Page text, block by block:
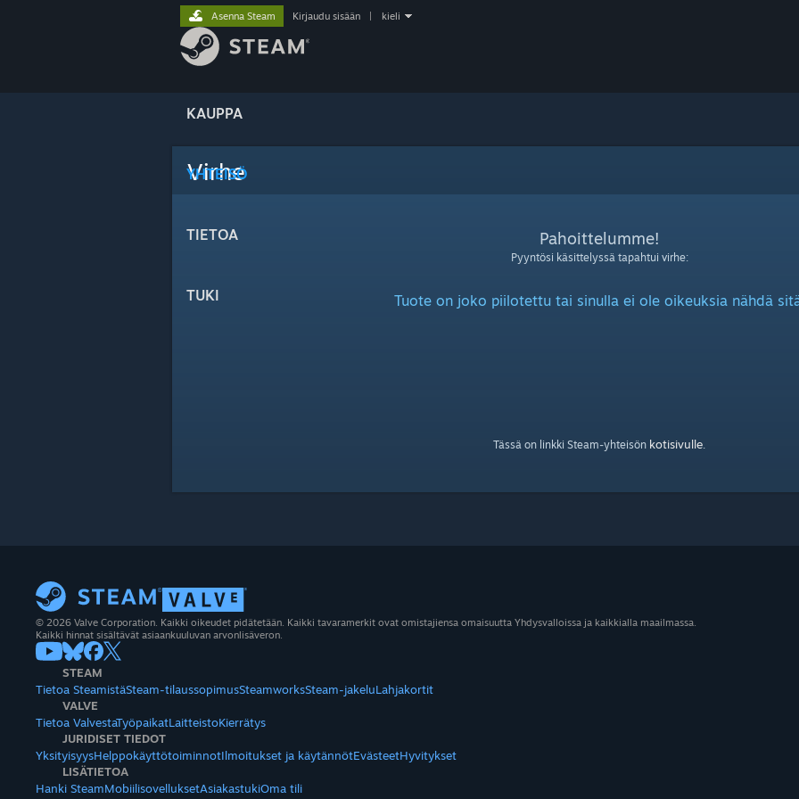
KAUPPA
YHTEISÖ
TIETOA
TUKI
Asenna Steam Kirjaudu sisään kieli
Virhe
Pahoittelumme!
Pyyntösi käsittelyssä tapahtui virhe:
Tuote on joko piilotettu tai sinulla ei ole oikeuksia nähdä
Tässä on linkki Steam-yhteisön kotisivulle.
© 2026 Valve Corporation. Kaikki oikeudet pidätetään. Kaikki tavaramerkit ovat omistajiensa omaisuutta Yhdysvalloissa ja kaikkialla maailmassa.
Kaikki hinnat sisältävät asiaankuuluvan arvonlisäveron.
STEAM
Tietoa SteamistäSteam-tilaussopimusSteamworksSteam-jakeluLahjakortit
VALVE
Tietoa ValvestaTyöpaikatLaitteistoKierrätys
JURIDISET TIEDOT
YksityisyysHelppokäyttötoiminnotIlmoitukset ja käytännötEvästeetHyvitykset
LISÄTIETOA
Hanki SteamMobiilisovelluksetAsiakastukiOma tili